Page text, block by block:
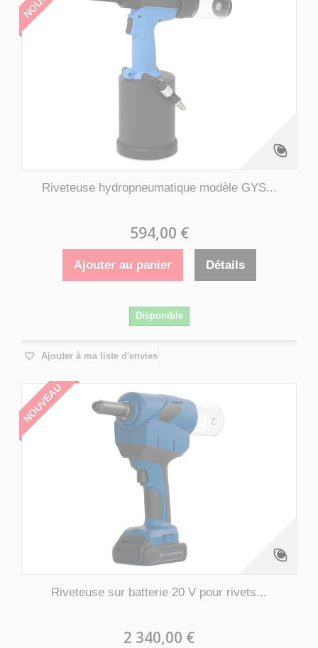
Riveteuse hydropneumatique modèle GYS...
594,00 €
Ajouter au panier Détails
Disponible
Ajouter à ma liste d'envies
NOUVEAU
Riveteuse sur batterie 20 V pour rivets...
2 340,00 €